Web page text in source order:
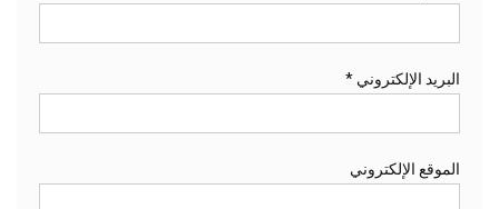
البريد الإلكتروني *
الموقع الإلكتروني